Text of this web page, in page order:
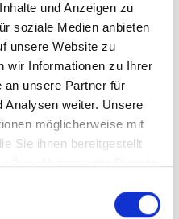
und Anzeigen zu
soziale Medien anbieten
unsere Website zu
wir Informationen zu Ihrer
an unsere Partner für
Analysen weiter. Unsere
möglicherweise mit
Sie ihnen bereitgestellt
116/0195
00 131 224869
St. Gallenkirch